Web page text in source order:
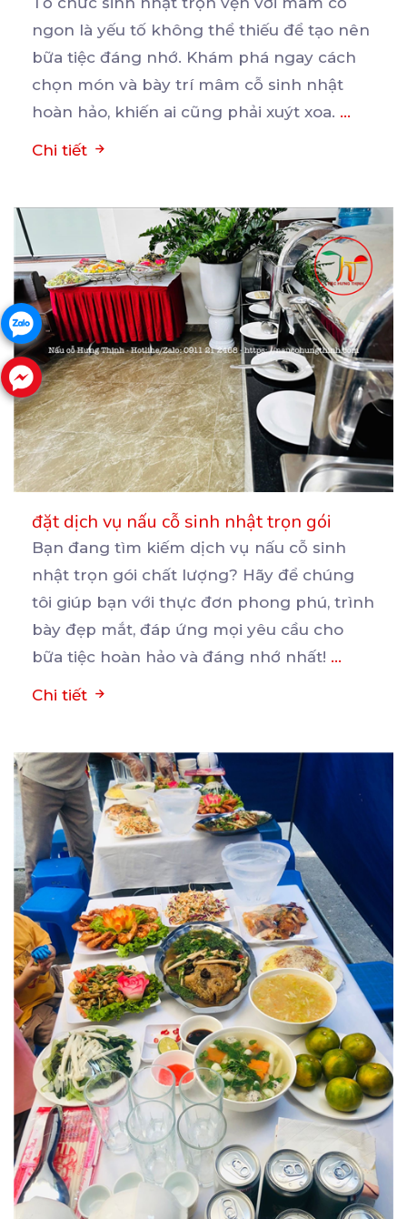
ngon là yếu tố không thể thiếu để tạo nên
bữa tiệc đáng nhớ. Khám phá ngay cách
chọn món và bày trí mâm cỗ sinh nhật
hoàn hảo, khiến ai cũng phải xuýt xoa. ...
Chi tiết
đặt dịch vụ nấu cỗ sinh nhật trọn gói
Bạn đang tìm kiếm dịch vụ nấu cỗ sinh
nhật trọn gói chất lượng? Hãy để chúng
tôi giúp bạn với thực đơn phong phú, trình
bày đẹp mắt, đáp ứng mọi yêu cầu cho
bữa tiệc hoàn hảo và đáng nhớ nhất! ...
Chi tiết